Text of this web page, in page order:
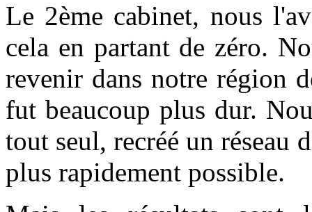
Le 2ème cabinet, nous
cela en partant de zéro.
revenir dans notre région
fut beaucoup plus dur.
tout seul, recréé un réseau
plus rapidement possible.